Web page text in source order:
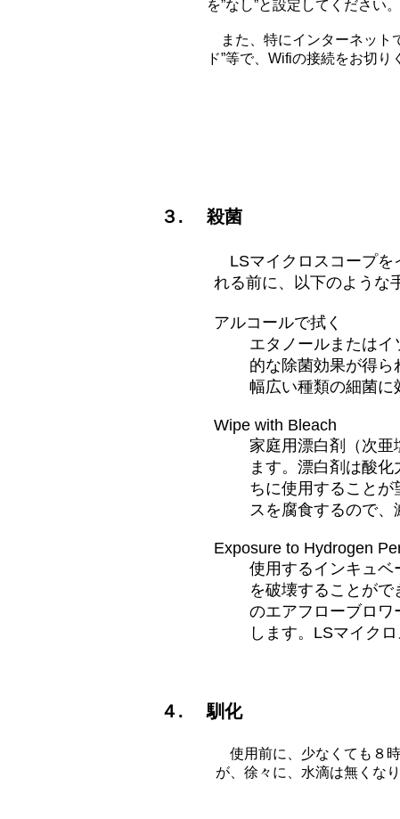
を”なし”と設定してください。
また、特にインターネット
ド”等で、Wifiの接続をお切り
３. 殺菌
LSマイクロスコープを
れる前に、以下のような
アルコールで拭く
エタノールまたは
的な除菌効果が得
幅広い種類の細菌に
Wipe with Bleach
家庭用漂白剤（次
ます。漂白剤は酸
ちに使用すること
スを腐食するので、
Exposure to Hydrogen
使用するインキュ
を破壊することが
のエアフローブロ
します。LSマイク
４. 馴化
使用前に、少なくても８
が、徐々に、水滴は無くなり